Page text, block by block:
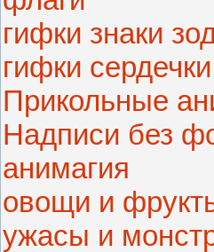
гифки знаки
гифки сердечки
Прикольные
Надписи без
анимагия
овощи и
ужасы и